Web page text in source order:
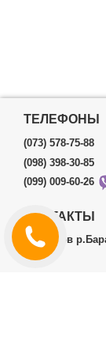
ТЕЛЕФОНЫ
(073) 578-75-88
(098) 398-30-85
(099) 009-60-26
КОНТАКТЫ
г.Харьков